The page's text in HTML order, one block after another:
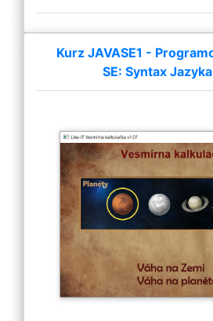
Kurz JAVASE1 -
SE: Syntax